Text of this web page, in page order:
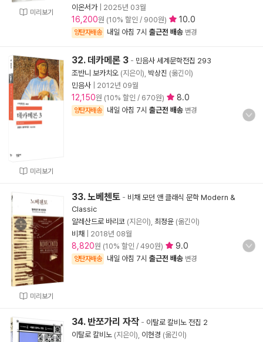
미리보기
이온서가| 2025년 03월
16,200원 (10% 할인 / 900원) 10.0
양탄자배송 내일 아침 7시 출근전 배송 변경
미리보기
32. 데카메론 3 - 민음사 세계문학전집 293
조반니 보카치오 (지은이), 박상진 (옮긴이)
민음사
2012년 09월
12,150원 (10% 할인 / 670원) 8.0
양탄자배송 내일 아침 7시 출근전 배송 변경
미리보기
33. 노베첸토 - 비채 모던 앤 클래식 문학 Modern &
Classic
알레산드로 바리코 (지은이), 최정윤 (옮긴이)
비채
2018년 08월
8,820원 (10% 할인 / 490원) 9.0
양탄자배송 내일 아침 7시 출근전 배송 변경
34. 반쪼가리 자작 - 이탈로 칼비노 전집 2
이탈로 칼비노 (지은이), 이현경 (옮긴이)